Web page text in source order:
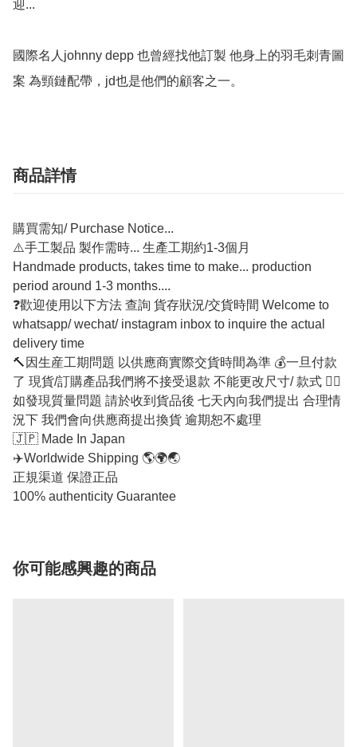
迎...
國際名人johnny depp 也曾經找他訂製 他身上的羽毛刺青圖
案 為頸鏈配帶，jd也是他們的顧客之一。
商品詳情
購買需知/ Purchase Notice...
⚠️手工製品 製作需時... 生產工期約1-3個月
Handmade products, takes time to make... production
period around 1-3 months....
❓歡迎使用以下方法 查詢 貨存狀況/交貨時間 Welcome to
whatsapp/ wechat/ instagram inbox to inquire the actual
delivery time
🔨因生産工期問題 以供應商實際交貨時間為準 💰一旦付款
了 現貨/訂購產品我們將不接受退款 不能更改尺寸/ 款式 🕵️‍♂️
如發現質量問題 請於收到貨品後 七天內向我們提出 合理情
況下 我們會向供應商提出換貨 逾期恕不處理
🇯🇵 Made In Japan
✈️Worldwide Shipping 🌎🌍🌏
正規渠道 保證正品
100% authenticity Guarantee
你可能感興趣的商品